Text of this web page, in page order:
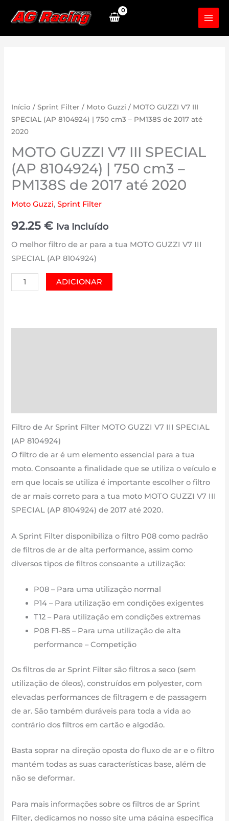
content
Início /Sprint Filter / Moto Guzzi / MOTO GUZZI V7 III
SPECIAL (AP 8104924) | 750 cm3 – PM138S de 2017 até
2020
MOTO GUZZI V7 III SPECIAL
(AP 8104924) | 750 cm3 –
PM138S de 2017 até 2020
Moto Guzzi,Sprint Filter
92.25€ Iva Incluído
O melhor filtro de ar para a tua MOTO GUZZI V7 III
SPECIAL (AP 8104924)
Quantidade
de
cm3
-
PM138S
de
2017
até
2020
ADICIONAR
Filtro de Ar Sprint Filter MOTO GUZZI V7 III SPECIAL
(AP 8104924)
O filtro de ar é um elemento essencial para a tua
moto. Consoante a finalidade que se utiliza o veículo e
em que locais se utiliza é importante escolher o filtro
de ar mais correto para a tua moto MOTO GUZZI V7 III
SPECIAL (AP 8104924) de 2017 até 2020.
A Sprint Filter disponibiliza o filtro P08 como padrão
de filtros de ar de alta performance, assim como
diversos tipos de filtros consoante a utilização:
P08 – Para uma utilização normal
P14 – Para utilização em condições exigentes
T12 – Para utilização em condições extremas
P08 F1-85 – Para uma utilização de alta
performance – Competição
Os filtros de ar Sprint Filter são filtros a seco (sem
utilização de óleos), construídos em polyester, com
elevadas performances de filtragem e de passagem
de ar. São também duráveis para toda a vida ao
contrário dos filtros em cartão e algodão.
Basta soprar na direção oposta do fluxo de ar e o filtro
mantém todas as suas características base, além de
não se deformar.
Para mais informações sobre os filtros de ar Sprint
Filter, dedicamos no nosso site uma página específica